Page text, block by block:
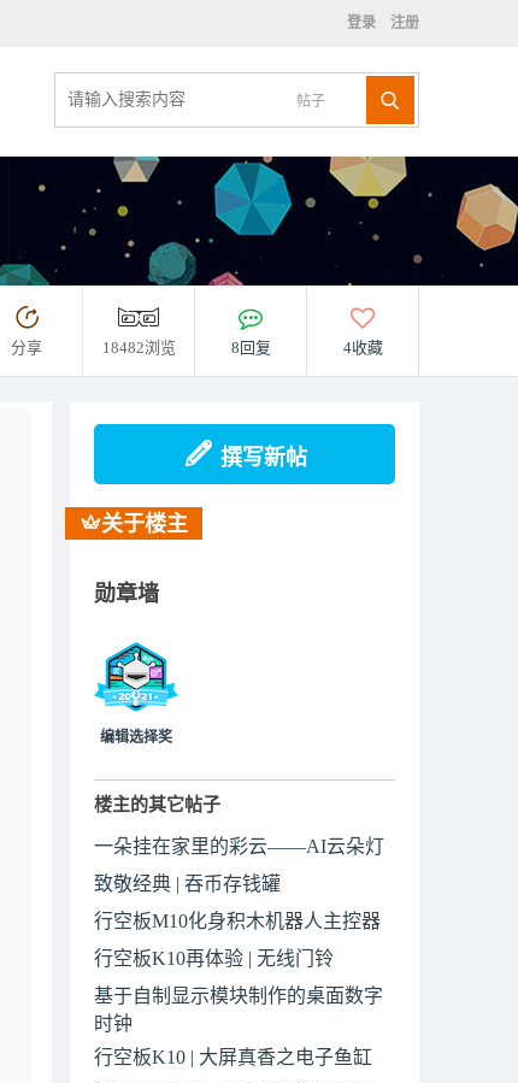
登录 注册
帖子
分享 18482浏览 8回复 4收藏
撰写新帖
关于楼主
勋章墙
编辑选择奖
楼主的其它帖子
一朵挂在家里的彩云——AI云朵灯
致敬经典 | 吞币存钱罐
行空板M10化身积木机器人主控器
行空板K10再体验 | 无线门铃
基于自制显示模块制作的桌面数字
时钟
行空板K10 | 大屏真香之电子鱼缸